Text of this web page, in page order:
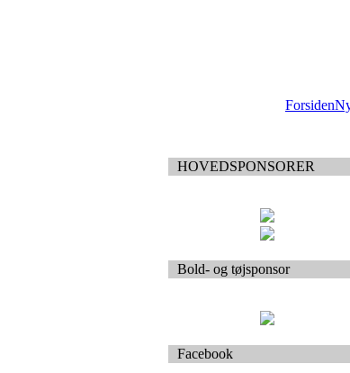
Forsiden
HOVEDSPONSORER
Bold- og tøjsponsor
Facebook